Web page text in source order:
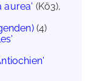
aurea' (Kö3),
(4)